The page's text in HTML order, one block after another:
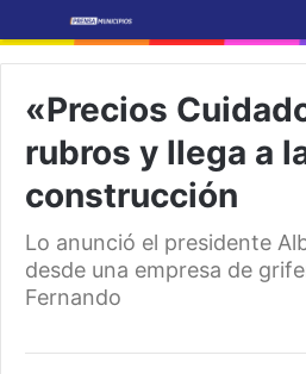
«Precios
rubros y llega a
construcción
Lo anunció el presidente
desde una empresa de
Fernando